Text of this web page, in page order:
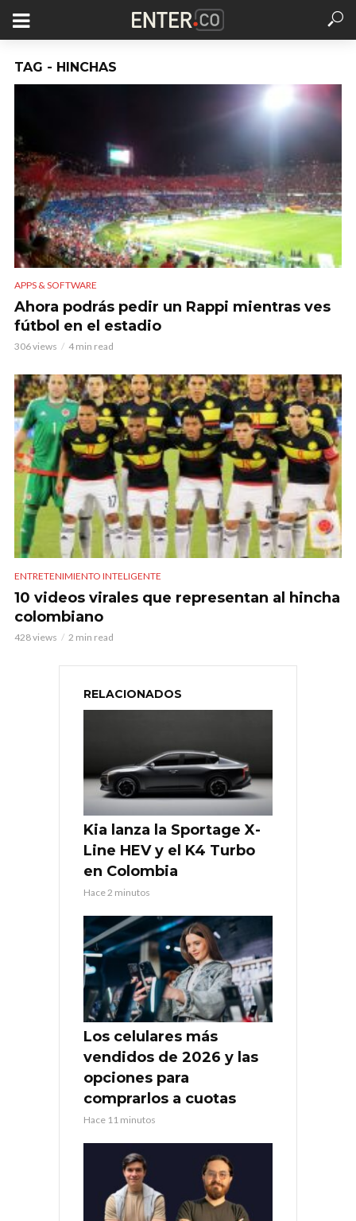
TAG - HINCHAS
APPS & SOFTWARE
Ahora podrás pedir un Rappi mientras ves
fútbol en el estadio
306 views 4 min read
ENTRETENIMIENTO INTELIGENTE
10 videos virales que representan al hincha
colombiano
428 views 2 min read
RELACIONADOS
Kia lanza la Sportage X-
Line HEV y el K4 Turbo
en Colombia
Hace 2 minutos
Los celulares más
vendidos de 2026 y las
opciones para
comprarlos a cuotas
Hace 11 minutos